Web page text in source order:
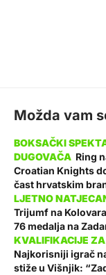
Možda vam
Ring
Croatian Knights
čast hrvatskim
Trijumf na
76 medalja na
Najkorisniji igrač
stiže u Višnjik: